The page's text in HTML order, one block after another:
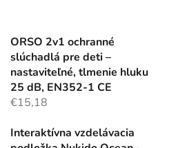
ORSO 2v1 ochranné
slúchadlá pre deti –
nastaviteľné, tlmenie hluku
25 dB, EN352-1 CE
€15,18
Interaktívna vzdelávacia